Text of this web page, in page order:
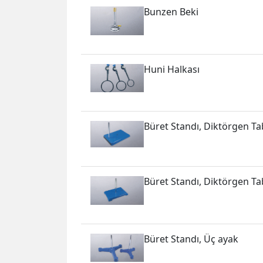
Bunzen Beki
Huni Halkası
Büret Standı, Diktörgen
Büret Standı, Diktörgen
Büret Standı, Üç ayak